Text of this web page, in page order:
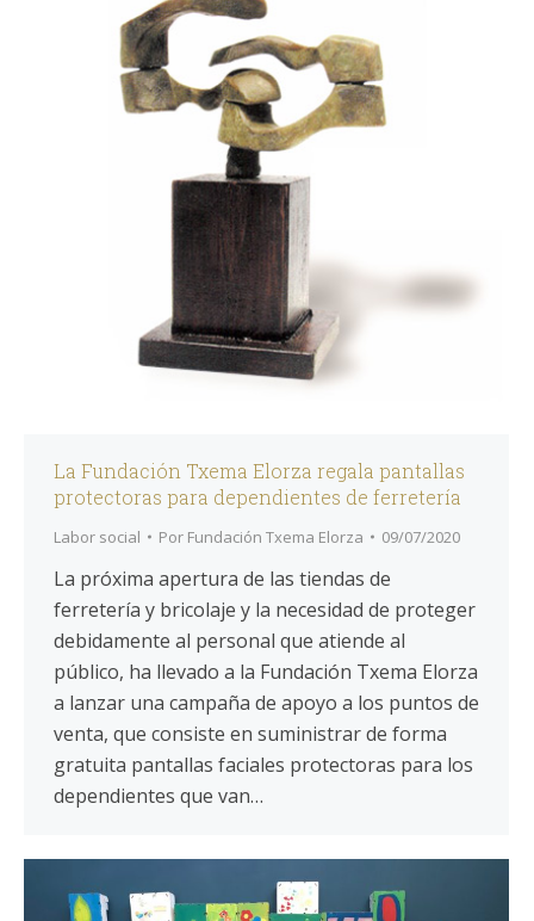
La Fundación Txema Elorza regala pantallas
protectoras para dependientes de ferretería
Labor social Por Fundación Txema Elorza 09/07/2020
La próxima apertura de las tiendas de
ferretería y bricolaje y la necesidad de proteger
debidamente al personal que atiende al
público, ha llevado a la Fundación Txema Elorza
a lanzar una campaña de apoyo a los puntos de
venta, que consiste en suministrar de forma
gratuita pantallas faciales protectoras para los
dependientes que van…